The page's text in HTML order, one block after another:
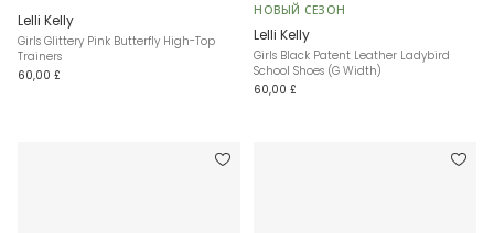
Lelli Kelly
Girls Glittery Pink Butterfly High-Top
Trainers
60,00 £
НОВЫЙ СЕЗОН
Lelli Kelly
Girls Black Patent Leather Ladybird
School Shoes (G Width)
60,00 £